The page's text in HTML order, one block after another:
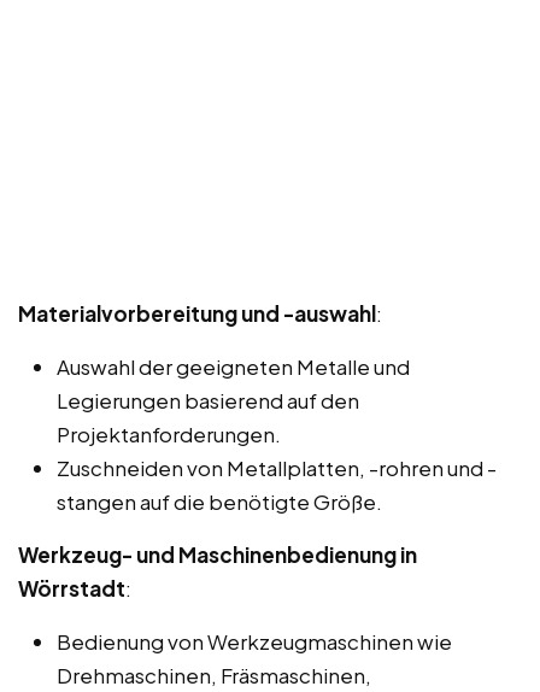
Materialvorbereitung und -auswahl:
Auswahl der geeigneten Metalle und
Legierungen basierend auf den
Projektanforderungen.
Zuschneiden von Metallplatten, -rohren und -
stangen auf die benötigte Größe.
Werkzeug- und Maschinenbedienung in
Wörrstadt:
Bedienung von Werkzeugmaschinen wie
Drehmaschinen, Fräsmaschinen,